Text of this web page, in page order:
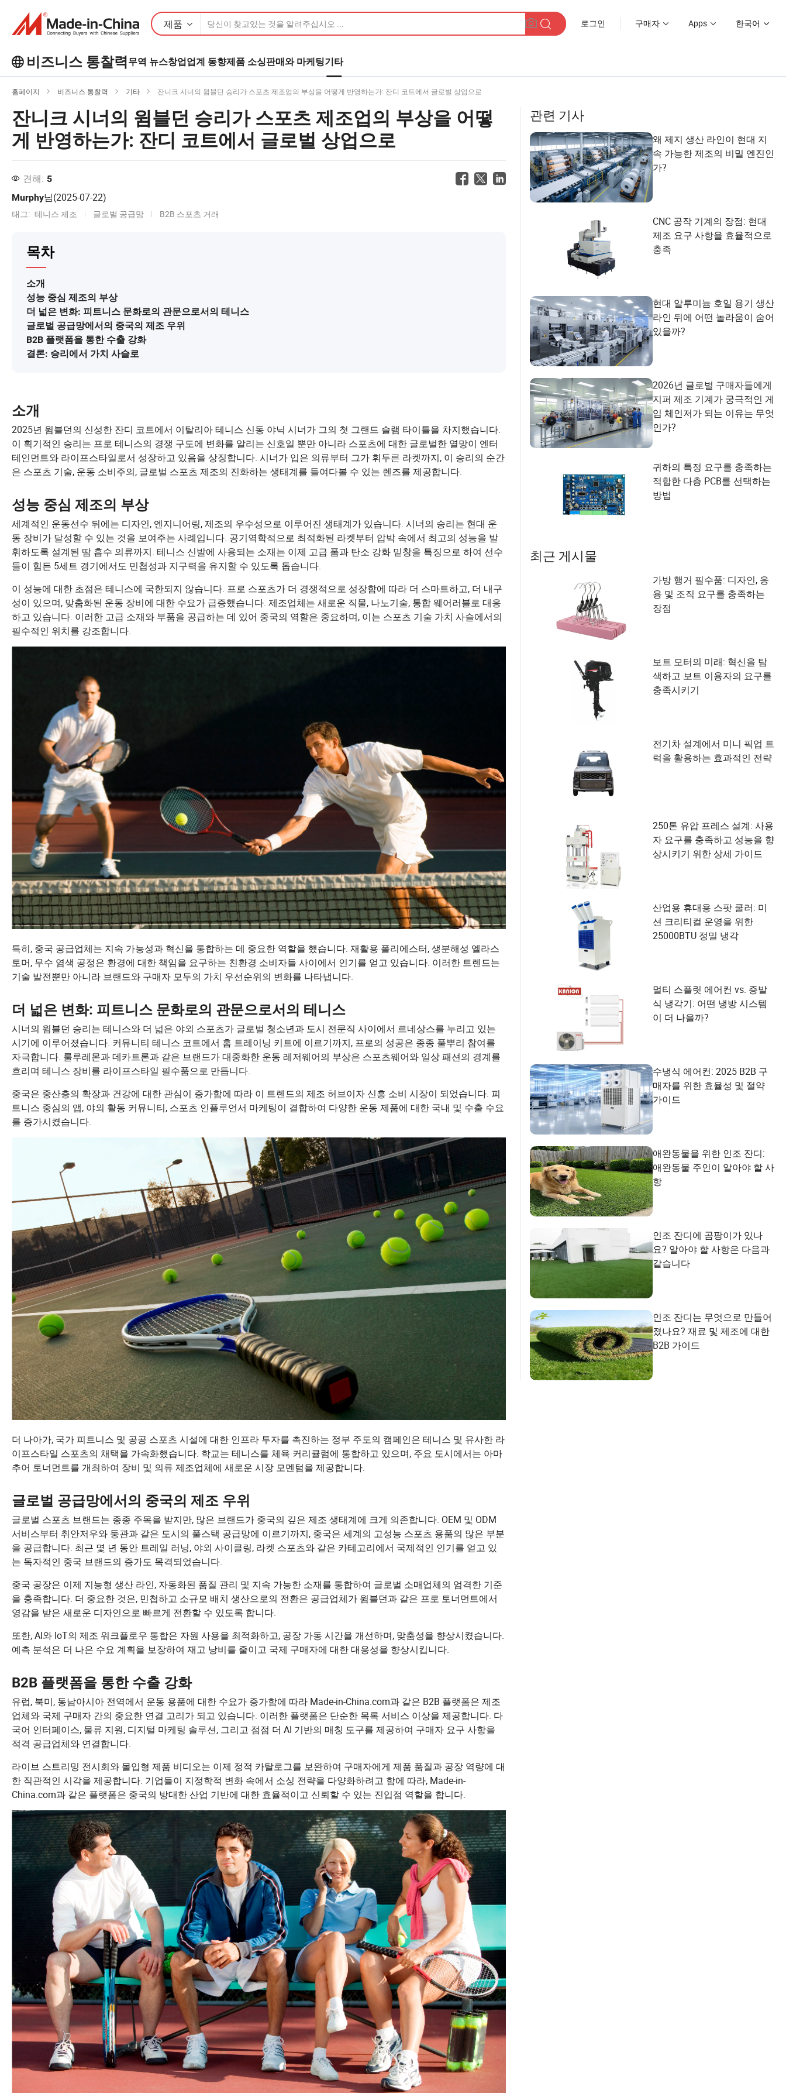
제품 로그인 구매자 Apps 한국어
비즈니스 통찰력 무역 뉴스창업업계 동향제품 소싱판매와 마케팅기타
Business Insights에서 더 많은 인기 기
더 많이보기
홈페이지 비즈니스 통찰력 기타 잔니크 시너의 윔블던 승리가 스포츠 제조업의 부상을 어떻게 반영하는가: 잔디 코트에서 글로벌 상업으로
잔니크 시너의 윔블던 승리가 스포츠 제조업의 부상을 어떻
게 반영하는가: 잔디 코트에서 글로벌 상업으로
견해: 5
Murphy님(2025-07-22)
태그: 테니스 제조 글로벌 공급망 B2B 스포츠 거래
목차
소개
성능 중심 제조의 부상
더 넓은 변화: 피트니스 문화로의 관문으로서의 테니스
글로벌 공급망에서의 중국의 제조 우위
B2B 플랫폼을 통한 수출 강화
결론: 승리에서 가치 사슬로
소개
2025년 윔블던의 신성한 잔디 코트에서 이탈리아 테니스 신동 야닉 시너가 그의 첫 그랜드 슬램 타이틀을 차지했습니다.
이 획기적인 승리는 프로 테니스의 경쟁 구도에 변화를 알리는 신호일 뿐만 아니라 스포츠에 대한 글로벌한 열망이 엔터
테인먼트와 라이프스타일로서 성장하고 있음을 상징합니다. 시너가 입은 의류부터 그가 휘두른 라켓까지, 이 승리의 순간
은 스포츠 기술, 운동 소비주의, 글로벌 스포츠 제조의 진화하는 생태계를 들여다볼 수 있는 렌즈를 제공합니다.
성능 중심 제조의 부상
세계적인 운동선수 뒤에는 디자인, 엔지니어링, 제조의 우수성으로 이루어진 생태계가 있습니다. 시너의 승리는 현대 운
동 장비가 달성할 수 있는 것을 보여주는 사례입니다. 공기역학적으로 최적화된 라켓부터 압박 속에서 최고의 성능을 발
휘하도록 설계된 땀 흡수 의류까지. 테니스 신발에 사용되는 소재는 이제 고급 폼과 탄소 강화 밑창을 특징으로 하여 선수
들이 힘든 5세트 경기에서도 민첩성과 지구력을 유지할 수 있도록 돕습니다.
이 성능에 대한 초점은 테니스에 국한되지 않습니다. 프로 스포츠가 더 경쟁적으로 성장함에 따라 더 스마트하고, 더 내구
성이 있으며, 맞춤화된 운동 장비에 대한 수요가 급증했습니다. 제조업체는 새로운 직물, 나노기술, 통합 웨어러블로 대응
하고 있습니다. 이러한 고급 소재와 부품을 공급하는 데 있어 중국의 역할은 중요하며, 이는 스포츠 기술 가치 사슬에서의
필수적인 위치를 강조합니다.
특히, 중국 공급업체는 지속 가능성과 혁신을 통합하는 데 중요한 역할을 했습니다. 재활용 폴리에스터, 생분해성 엘라스
토머, 무수 염색 공정은 환경에 대한 책임을 요구하는 친환경 소비자들 사이에서 인기를 얻고 있습니다. 이러한 트렌드는
기술 발전뿐만 아니라 브랜드와 구매자 모두의 가치 우선순위의 변화를 나타냅니다.
더 넓은 변화: 피트니스 문화로의 관문으로서의 테니스
시너의 윔블던 승리는 테니스와 더 넓은 야외 스포츠가 글로벌 청소년과 도시 전문직 사이에서 르네상스를 누리고 있는
시기에 이루어졌습니다. 커뮤니티 테니스 코트에서 홈 트레이닝 키트에 이르기까지, 프로의 성공은 종종 풀뿌리 참여를
자극합니다. 룰루레몬과 데카트론과 같은 브랜드가 대중화한 운동 레저웨어의 부상은 스포츠웨어와 일상 패션의 경계를
흐리며 테니스 장비를 라이프스타일 필수품으로 만듭니다.
중국은 중산층의 확장과 건강에 대한 관심이 증가함에 따라 이 트렌드의 제조 허브이자 신흥 소비 시장이 되었습니다. 피
트니스 중심의 앱, 야외 활동 커뮤니티, 스포츠 인플루언서 마케팅이 결합하여 다양한 운동 제품에 대한 국내 및 수출 수요
를 증가시켰습니다.
더 나아가, 국가 피트니스 및 공공 스포츠 시설에 대한 인프라 투자를 촉진하는 정부 주도의 캠페인은 테니스 및 유사한 라
이프스타일 스포츠의 채택을 가속화했습니다. 학교는 테니스를 체육 커리큘럼에 통합하고 있으며, 주요 도시에서는 아마
추어 토너먼트를 개최하여 장비 및 의류 제조업체에 새로운 시장 모멘텀을 제공합니다.
글로벌 공급망에서의 중국의 제조 우위
글로벌 스포츠 브랜드는 종종 주목을 받지만, 많은 브랜드가 중국의 깊은 제조 생태계에 크게 의존합니다. OEM 및 ODM
서비스부터 취안저우와 둥관과 같은 도시의 풀스택 공급망에 이르기까지, 중국은 세계의 고성능 스포츠 용품의 많은 부분
을 공급합니다. 최근 몇 년 동안 트레일 러닝, 야외 사이클링, 라켓 스포츠와 같은 카테고리에서 국제적인 인기를 얻고 있
는 독자적인 중국 브랜드의 증가도 목격되었습니다.
중국 공장은 이제 지능형 생산 라인, 자동화된 품질 관리 및 지속 가능한 소재를 통합하여 글로벌 소매업체의 엄격한 기준
을 충족합니다. 더 중요한 것은, 민첩하고 소규모 배치 생산으로의 전환은 공급업체가 윔블던과 같은 프로 토너먼트에서
영감을 받은 새로운 디자인으로 빠르게 전환할 수 있도록 합니다.
또한, AI와 IoT의 제조 워크플로우 통합은 자원 사용을 최적화하고, 공장 가동 시간을 개선하며, 맞춤성을 향상시켰습니다.
예측 분석은 더 나은 수요 계획을 보장하여 재고 낭비를 줄이고 국제 구매자에 대한 대응성을 향상시킵니다.
B2B 플랫폼을 통한 수출 강화
유럽, 북미, 동남아시아 전역에서 운동 용품에 대한 수요가 증가함에 따라 Made-in-China.com과 같은 B2B 플랫폼은 제조
업체와 국제 구매자 간의 중요한 연결 고리가 되고 있습니다. 이러한 플랫폼은 단순한 목록 서비스 이상을 제공합니다. 다
국어 인터페이스, 물류 지원, 디지털 마케팅 솔루션, 그리고 점점 더 AI 기반의 매칭 도구를 제공하여 구매자 요구 사항을
적격 공급업체와 연결합니다.
라이브 스트리밍 전시회와 몰입형 제품 비디오는 이제 정적 카탈로그를 보완하여 구매자에게 제품 품질과 공장 역량에 대
한 직관적인 시각을 제공합니다. 기업들이 지정학적 변화 속에서 소싱 전략을 다양화하려고 함에 따라, Made-in-
China.com과 같은 플랫폼은 중국의 방대한 산업 기반에 대한 효율적이고 신뢰할 수 있는 진입점 역할을 합니다.
관련 기사
왜 제지 생산 라인이 현대 지
속 가능한 제조의 비밀 엔진인
가?
CNC 공작 기계의 장점: 현대
제조 요구 사항을 효율적으로
충족
현대 알루미늄 호일 용기 생산
라인 뒤에 어떤 놀라움이 숨어
있을까?
2026년 글로벌 구매자들에게
지퍼 제조 기계가 궁극적인 게
임 체인저가 되는 이유는 무엇
인가?
귀하의 특정 요구를 충족하는
적합한 다층 PCB를 선택하는
방법
최근 게시물
가방 행거 필수품: 디자인, 응
용 및 조직 요구를 충족하는
장점
보트 모터의 미래: 혁신을 탐
색하고 보트 이용자의 요구를
충족시키기
전기차 설계에서 미니 픽업 트
럭을 활용하는 효과적인 전략
250톤 유압 프레스 설계: 사용
자 요구를 충족하고 성능을 향
상시키기 위한 상세 가이드
산업용 휴대용 스팟 쿨러: 미
션 크리티컬 운영을 위한
25000BTU 정밀 냉각
멀티 스플릿 에어컨 vs. 증발
식 냉각기: 어떤 냉방 시스템
이 더 나을까?
수냉식 에어컨: 2025 B2B 구
매자를 위한 효율성 및 절약
가이드
애완동물을 위한 인조 잔디:
애완동물 주인이 알아야 할 사
항
인조 잔디에 곰팡이가 있나
요? 알아야 할 사항은 다음과
같습니다
인조 잔디는 무엇으로 만들어
졌나요? 재료 및 제조에 대한
B2B 가이드